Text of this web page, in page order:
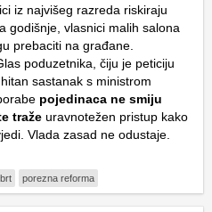
iz najvišeg razreda riskiraju
godišnje, vlasnici malih salona
prebaciti na građane.
poduzetnika, čiju je peticiju
sastanak s ministrom
pojedinaca ne smiju
traže uravnotežen pristup kako
Vlada zasad ne odustaje.
porezna reforma